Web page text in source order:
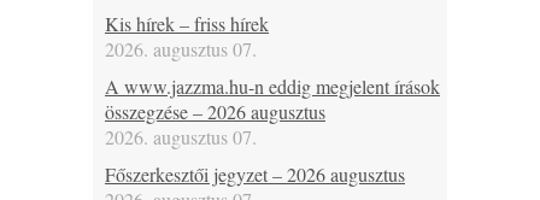
Kis hírek – friss hírek
2026. augusztus 07.
A www.jazzma.hu-n eddig megjelent írások
összegzése – 2026 augusztus
2026. augusztus 07.
Főszerkesztői jegyzet – 2026 augusztus